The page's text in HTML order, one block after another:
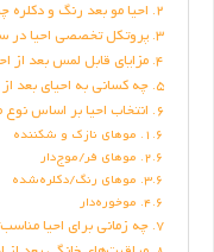
احیا مو بعد رنگ و
پروتکل تخصصی احیا در
مزایای قابل لمس بعد از
چه کسانی به احیای بعد
انتخاب احیا بر اساس نوع
موهای نازک و شکننده
موهای فر/موج‌دار
موهای رنگ/دکلره‌شده
موخوره‌دار
چه زمانی برای احیا